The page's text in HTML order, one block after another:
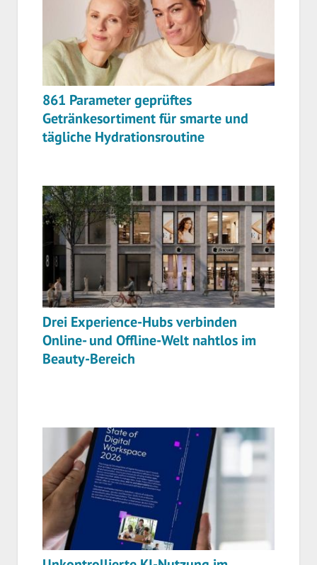
861 Parameter geprüftes
Getränkesortiment für smarte und
tägliche Hydrationsroutine
Drei Experience-Hubs verbinden
Online- und Offline-Welt nahtlos im
Beauty-Bereich